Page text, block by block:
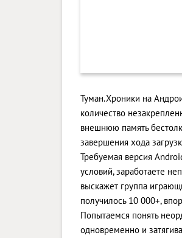
Туман.Хроники на
количество
внешнюю память
завершения хода
Требуемая версия
условий, заработаете
выскажет группа
получилось 10 000+,
Попытаемся понять
одновременно и